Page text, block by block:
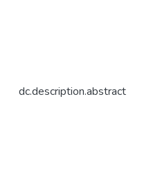
dc.description.abstract